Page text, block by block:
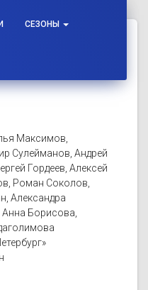
СЕЗОНЫ
Максимов,
Сулейманов, Андрей
Гордеев, Алексей
Роман Соколов,
Александра
Борисова,